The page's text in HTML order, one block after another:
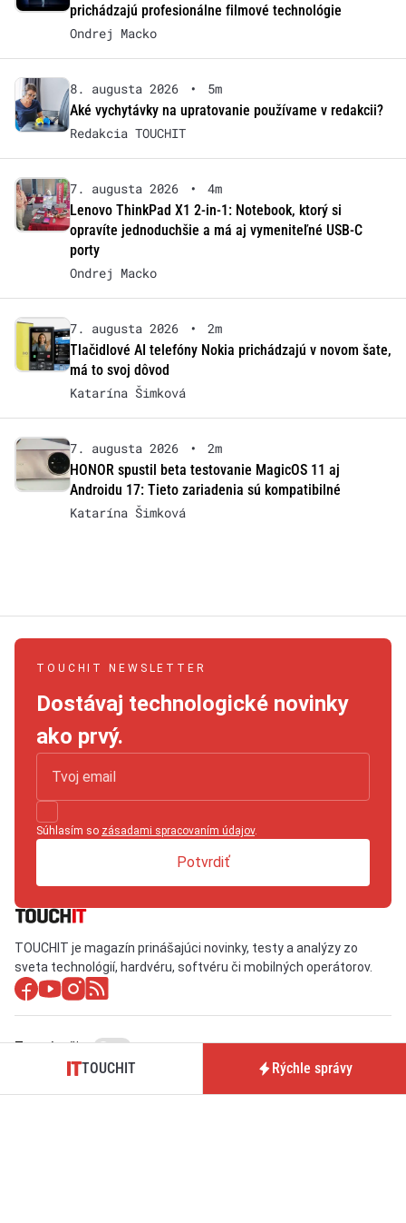
prichádzajú profesionálne filmové technológie
Ondrej Macko
8. augusta 2026 •
5m
Aké vychytávky na upratovanie používame v redakcii?
Redakcia TOUCHIT
7. augusta 2026 •
4m
Lenovo ThinkPad X1 2-in-1: Notebook, ktorý si
opravíte jednoduchšie a má aj vymeniteľné USB-C
porty
Ondrej Macko
7. augusta 2026 •
2m
Tlačidlové AI telefóny Nokia prichádzajú v novom šate,
má to svoj dôvod
Katarína Šimková
7. augusta 2026 •
2m
HONOR spustil beta testovanie MagicOS 11 aj
Androidu 17: Tieto zariadenia sú kompatibilné
Katarína Šimková
TOUCHIT NEWSLETTER
Dostávaj technologické novinky
ako prvý.
Súhlasím so zásadami spracovaním údajov.
Potvrdiť
TOUCHIT je magazín prinášajúci novinky, testy a analýzy zo
sveta technológií, hardvéru, softvéru či mobilných operátorov.
Tmavý režim
TOUCHIT Rýchle správy